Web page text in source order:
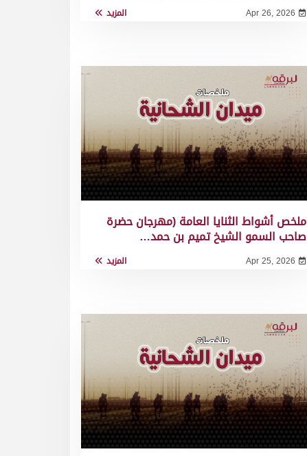
Apr 26, 2026 المزيد
ملخص أشواط الثنايا العامة (مهرجان حضرة
صاحب السمو الشيخ تميم بن حمد…
Apr 25, 2026 المزيد